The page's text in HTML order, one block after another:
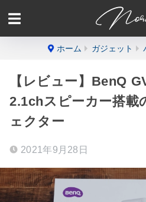
ホーム ガジェット
【レビュー】BenQ
2.1chスピーカー搭載
ェクター
2021年9月28日